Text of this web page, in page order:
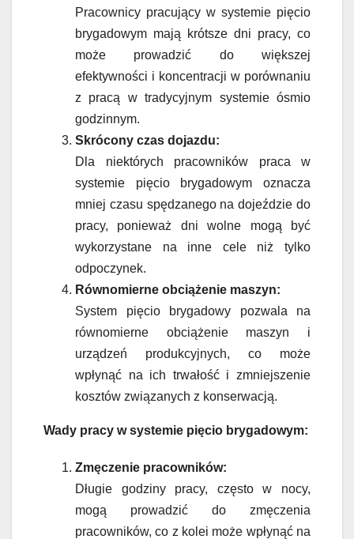
Pracownicy pracujący w systemie pięcio
brygadowym mają krótsze dni pracy, co
może prowadzić do większej
efektywności i koncentracji w porównaniu
z pracą w tradycyjnym systemie ósmio
godzinnym.
Skrócony czas dojazdu:
Dla niektórych pracowników praca w
systemie pięcio brygadowym oznacza
mniej czasu spędzanego na dojeździe do
pracy, ponieważ dni wolne mogą być
wykorzystane na inne cele niż tylko
odpoczynek.
Równomierne obciążenie maszyn:
System pięcio brygadowy pozwala na
równomierne obciążenie maszyn i
urządzeń produkcyjnych, co może
wpłynąć na ich trwałość i zmniejszenie
kosztów związanych z konserwacją.
Wady pracy w systemie pięcio brygadowym:
Zmęczenie pracowników:
Długie godziny pracy, często w nocy,
mogą prowadzić do zmęczenia
pracowników, co z kolei może wpłynąć na